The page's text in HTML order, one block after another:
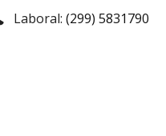
Laboral: (299) 5831790